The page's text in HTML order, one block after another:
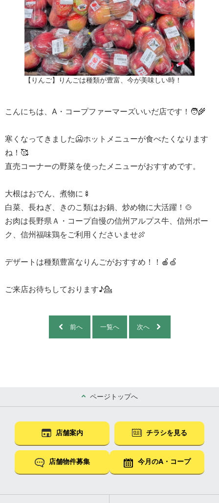
【りんご】りんごは種類が豊富、今が美味しい時！
こんにちは、A・コープファーマーズいいだ店です！🧑‍🌾
寒くなってきました🥶ホットメニューが食べたくなります
ね！🥰
直売コーナーの野菜を使ったメニューがおすすめです。
大根はおでん、煮物に🍢
白菜、長ねぎ、きのこ類はお鍋、炒め物に大活躍！🍲
お肉は長野県Ａ・コープ自慢の信州アルプス牛、信州ポー
ク、信州福味鶏をご利用くださいませ🍖
デザートは種類豊富なりんごがおすすめ！！🍎🍏
ご来店お待ちしております♪💁
前へ 一覧へ 次へ
ページトップへ
店舗案内 チラシを見る
店舗物件募集 今月のA・コープ